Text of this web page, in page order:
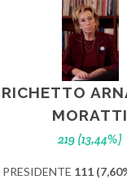
MORATTI
219 (13,44%)
111